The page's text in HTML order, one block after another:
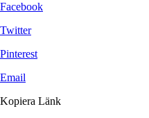
Facebook
Twitter
Pinterest
Email
Kopiera Länk